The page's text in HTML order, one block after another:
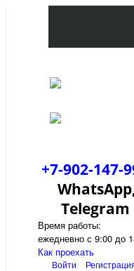
+7-902-147-
Telegram
Время работы:
ежедневно с 9:00 до
Как проехать
Войти